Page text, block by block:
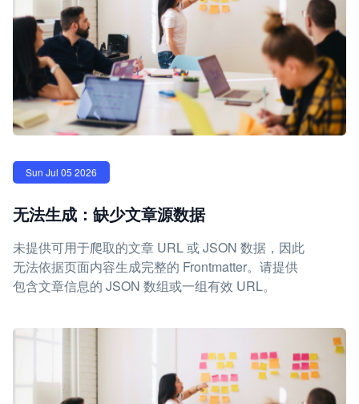
Sun Jul 05 2026
无法生成：缺少文章源数据
未提供可用于爬取的文章 URL 或 JSON 数据，因此
无法依据页面内容生成完整的 Frontmatter。请提供
包含文章信息的 JSON 数组或一组有效 URL。